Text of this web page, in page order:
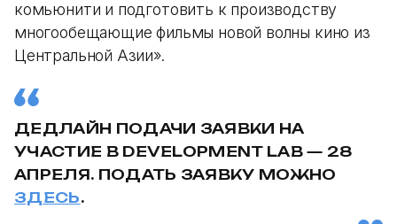
комьюнити и подготовить к производству
многообещающие фильмы новой волны кино из
Центральной Азии».
ДЕДЛАЙН ПОДАЧИ ЗАЯВКИ НА
УЧАСТИЕ В DEVELOPMENT LAB — 28
АПРЕЛЯ. ПОДАТЬ ЗАЯВКУ МОЖНО
ЗДЕСЬ.